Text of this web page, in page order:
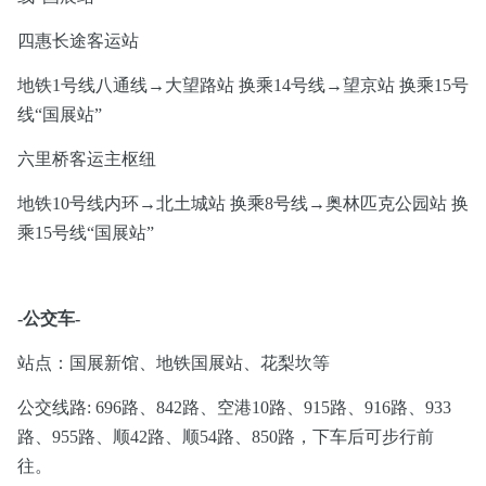
四惠长途客运站
地铁1号线八通线→大望路站 换乘14号线→望京站 换乘15号
线“国展站”
六里桥客运主枢纽
地铁10号线内环→北土城站 换乘8号线→奥林匹克公园站 换
乘15号线“国展站”
-公交车-
站点：国展新馆、地铁国展站、花梨坎等
公交线路: 696路、842路、空港10路、915路、916路、933
路、955路、顺42路、顺54路、850路，下车后可步行前
往。